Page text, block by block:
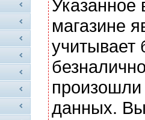
магазине
учитывает
данных. Вы